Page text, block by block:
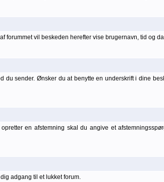
vil beskeden herefter vise brugernavn, tid og
sender. Ønsker du at benytte en underskrift i dine
en afstemning skal du angive et
adgang til et lukket forum.